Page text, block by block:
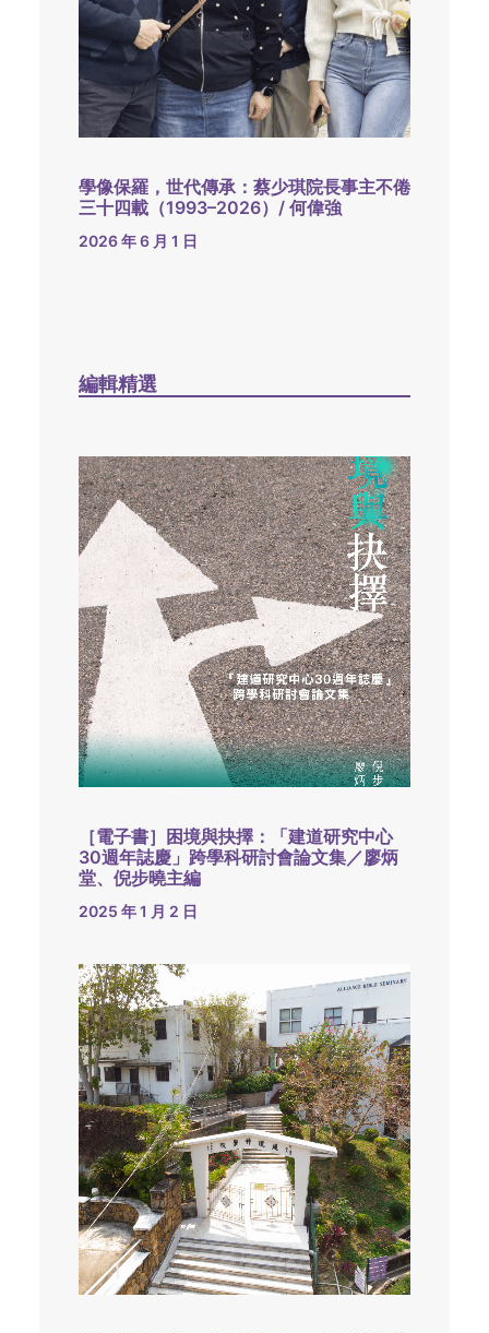
學像保羅，世代傳承：蔡少琪院長事主不倦
三十四載（1993–2026）/ 何偉強
2026 年 6 月 1 日
編輯精選
［電子書］困境與抉擇：「建道研究中心
30週年誌慶」跨學科研討會論文集／廖炳
堂、倪步曉主編
2025 年 1 月 2 日